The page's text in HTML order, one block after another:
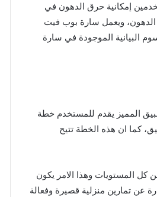
إمكانية حرق الدهون في
ويعمل سارة بوب فيت
البيانية الموجودة في سارة
المميز يقدم للمستخدم خطة
ورشيق، كما ان هذه الخطة تتيح
كل المستويات وهذا الامر يكون
تمارين منزلية قصيرة وفعالة